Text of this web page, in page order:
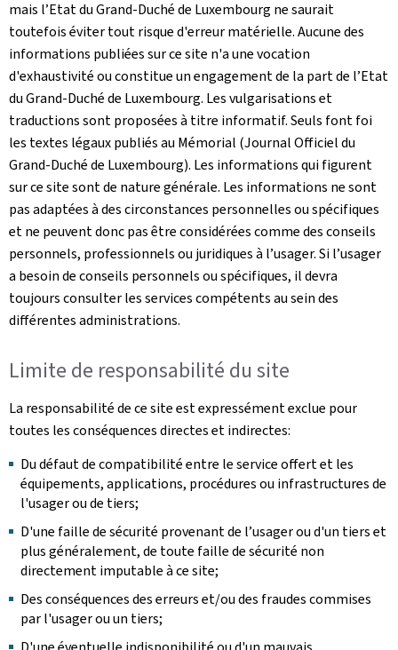
mais l’Etat du Grand-Duché de Luxembourg ne saurait
toutefois éviter tout risque d'erreur matérielle. Aucune des
informations publiées sur ce site n'a une vocation
d'exhaustivité ou constitue un engagement de la part de l’Etat
du Grand-Duché de Luxembourg. Les vulgarisations et
traductions sont proposées à titre informatif. Seuls font foi
les textes légaux publiés au Mémorial (Journal Officiel du
Grand-Duché de Luxembourg). Les informations qui figurent
sur ce site sont de nature générale. Les informations ne sont
pas adaptées à des circonstances personnelles ou spécifiques
et ne peuvent donc pas être considérées comme des conseils
personnels, professionnels ou juridiques à l’usager. Si l’usager
a besoin de conseils personnels ou spécifiques, il devra
toujours consulter les services compétents au sein des
différentes administrations.
Limite de responsabilité du site
La responsabilité de ce site est expressément exclue pour
toutes les conséquences directes et indirectes:
Du défaut de compatibilité entre le service offert et les
équipements, applications, procédures ou infrastructures de
l'usager ou de tiers;
D'une faille de sécurité provenant de l’usager ou d'un tiers et
plus généralement, de toute faille de sécurité non
directement imputable à ce site;
Des conséquences des erreurs et/ou des fraudes commises
par l'usager ou un tiers;